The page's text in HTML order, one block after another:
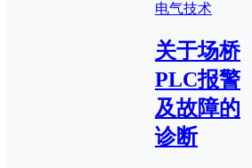
电气技术
关于场桥
PLC报警
及故障的
诊断